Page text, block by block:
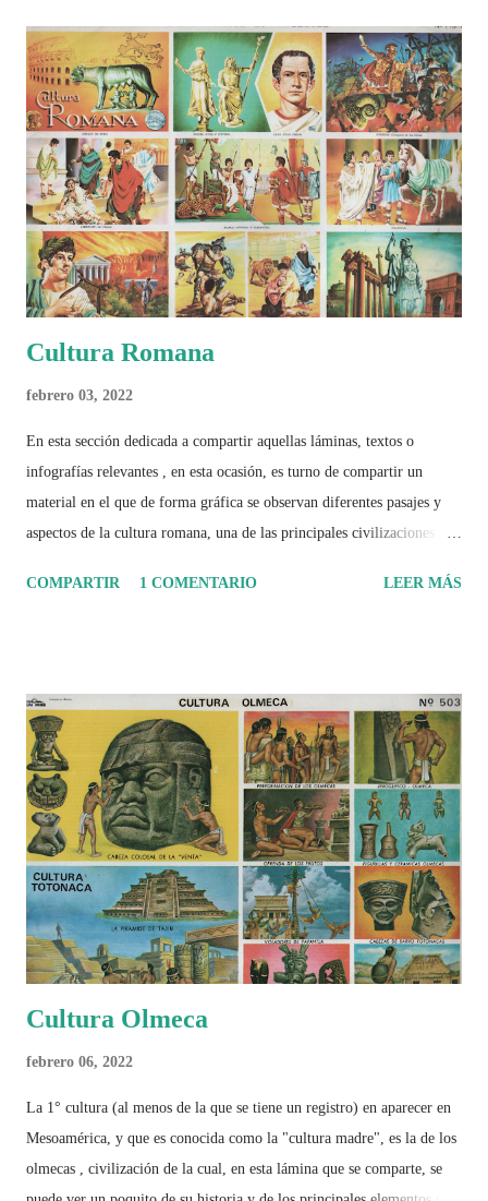
2026 ¿Un punto de quiebre?" Este especial de Pancracio Deportivo no
busca decir únicamente quién ganó o quién perdió. Busca responder si
este Mundial marcó un antes y un después en la forma de entender el
deporte, la identidad nacional, la globalización, la comercialización y
el papel del fútbol como reflejo de nuestras sociedades . Son 230
páginas de análisis, ilustraciones originales y ...
Cultura Romana
febrero 03, 2022
En esta sección dedicada a compartir aquellas láminas, textos o
infografías relevantes , en esta ocasión, es turno de compartir un
material en el que de forma gráfica se observan diferentes pasajes y
aspectos de la cultura romana, una de las principales civilizaciones que
COMPARTIR
1 COMENTARIO LEER MÁS
Cultura Olmeca
febrero 06, 2022
La 1° cultura (al menos de la que se tiene un registro) en aparecer en
Mesoamérica, y que es conocida como la "cultura madre", es la de los
olmecas , civilización de la cual, en esta lámina que se comparte, se